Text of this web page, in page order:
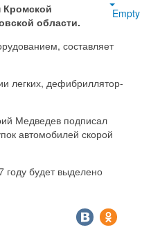
Empty
области.
составляет
легких, дефибриллятор-
Медведев подписал
автомобилей скорой
году будет выделено